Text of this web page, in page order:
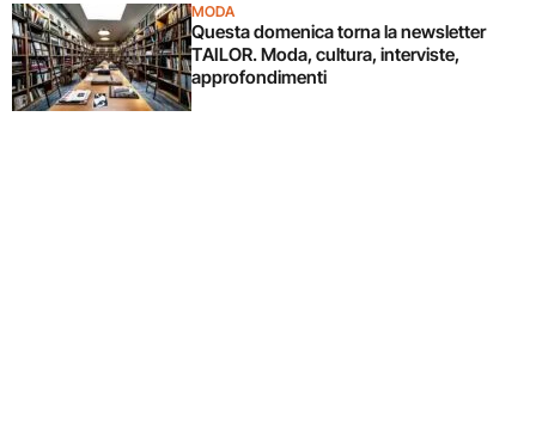
MODA
Questa domenica torna la newsletter
TAILOR. Moda, cultura, interviste,
approfondimenti